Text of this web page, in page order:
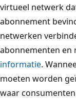
virtueel netwerk
abonnement
netwerken
abonnementen en
informatie.
moeten worden
waar